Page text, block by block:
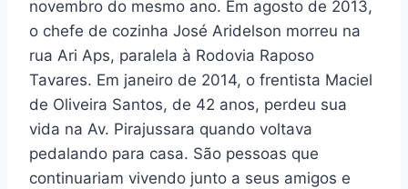
novembro do mesmo ano. Em agosto de 2013,
o chefe de cozinha José Aridelson morreu na
rua Ari Aps, paralela à Rodovia Raposo
Tavares. Em janeiro de 2014, o frentista Maciel
de Oliveira Santos, de 42 anos, perdeu sua
vida na Av. Pirajussara quando voltava
pedalando para casa. São pessoas que
continuariam vivendo junto a seus amigos e